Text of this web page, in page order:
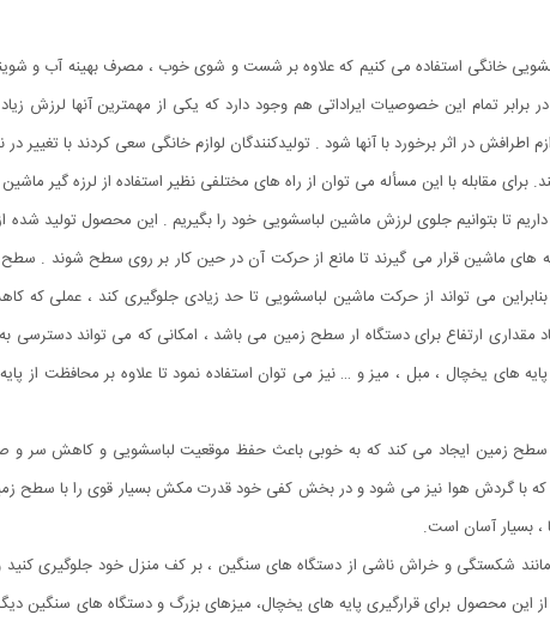
خانگی استفاده می کنیم که علاوه بر شست و شوی خوب ، مصرف بهینه آب و
برابر تمام این خصوصیات ایراداتی هم وجود دارد که یکی از مهمترین آنها لرزش
در اثر برخورد با آنها شود . تولیدکنندگان لوازم خانگی سعی کردند با تغییر
برای مقابله با این مسأله می توان از راه های مختلفی نظیر استفاده از لرزه گیر
داریم تا بتوانیم جلوی لرزش ماشین لباسشویی خود را بگیریم . این محصول تولید
های ماشین قرار می گیرند تا مانع از حرکت آن در حین کار بر روی سطح شوند .
می تواند از حرکت ماشین لباسشویی تا حد زیادی جلوگیری کند ، عملی
ارتفاع برای دستگاه ار سطح زمین می باشد ، امکانی که می تواند دسترسی
پایه های یخچال ، مبل ، میز و … نیز می توان استفاده نمود تا علاوه بر محافظت از
زمین ایجاد می کند که به خوبی باعث حفظ موقعیت لباسشویی و کاهش سر و
که با گردش هوا نیز می شود و در بخش کفی خود قدرت مکش بسیار قوی را با سطح
بسیار آسان است.
شکستگی و خراش ناشی از دستگاه های سنگین ، بر کف منزل خود جلوگیری کنید
از این محصول برای قرارگیری پایه های یخچال، میزهای بزرگ و دستگاه های سنگین